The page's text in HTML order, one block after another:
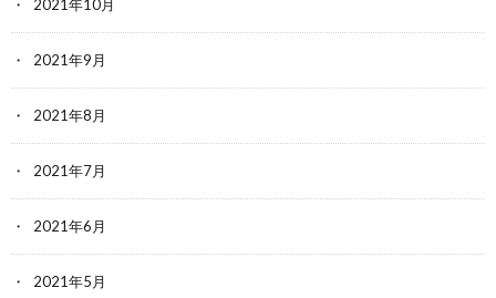
2021年10月
2021年9月
2021年8月
2021年7月
2021年6月
2021年5月